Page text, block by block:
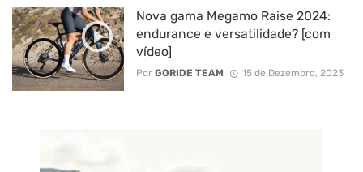
Nova gama Megamo Raise 2024:
endurance e versatilidade? [com
vídeo]
Por GORIDE TEAM 15 de Dezembro, 2023